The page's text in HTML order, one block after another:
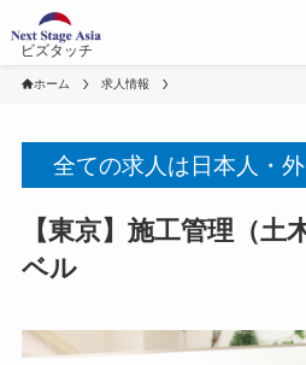
ビズタッチ
ホーム 求人情報
全ての求人は日本人・
【東京】施工管理（土
ベル